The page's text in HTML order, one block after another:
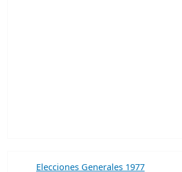
Elecciones Generales 1977